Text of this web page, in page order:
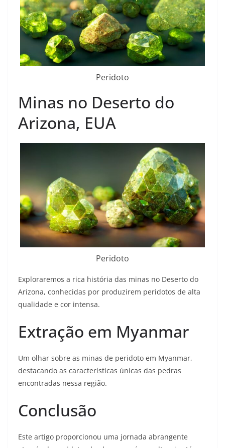
Peridoto
Minas no Deserto do
Arizona, EUA
Peridoto
Exploraremos a rica história das minas no Deserto do
Arizona, conhecidas por produzirem peridotos de alta
qualidade e cor intensa.
Extração em Myanmar
Um olhar sobre as minas de peridoto em Myanmar,
destacando as características únicas das pedras
encontradas nessa região.
Conclusão
Este artigo proporcionou uma jornada abrangente